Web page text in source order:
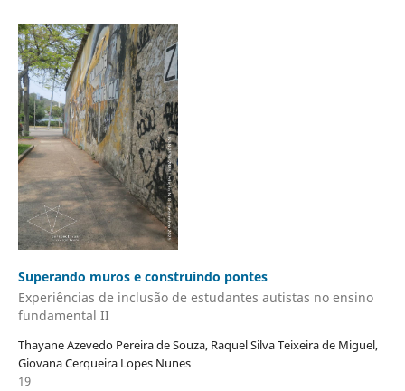
Superando muros e construindo pontes
Experiências de inclusão de estudantes autistas no ensino
fundamental II
Thayane Azevedo Pereira de Souza, Raquel Silva Teixeira de Miguel,
Giovana Cerqueira Lopes Nunes
19